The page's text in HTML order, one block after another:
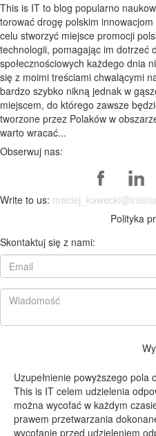
This is IT to blog popularno
torować drogę polskim
celu stworzyć miejsce promocji
technologii, pomagając im dotrzeć
społecznościowych każdego dnia
się z moimi treściami chwalącymi
bardzo szybko nikną jednak w
miejscem, do którego zawsze
tworzone przez Polaków w
warto wracać...
Obserwuj nas:
Write to us:
Polityka
Skontaktuj się z nami:
Uzupełnienie powyższego
This is IT celem udzielenia
można wycofać w każdym
prawem przetwarzania
wycofanie przed udzieleniem